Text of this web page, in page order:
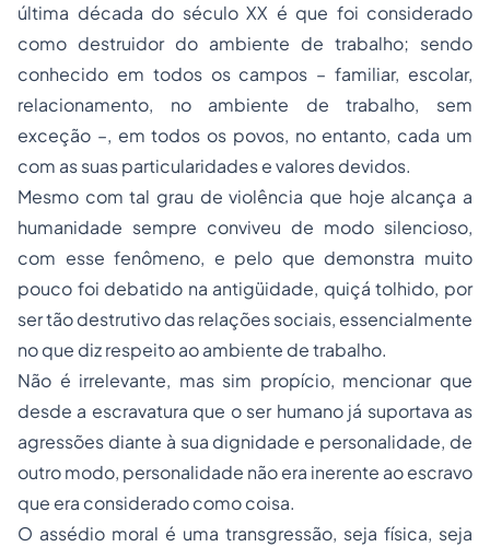
última década do século XX é que foi considerado
como destruidor do ambiente de trabalho; sendo
conhecido em todos os campos – familiar, escolar,
relacionamento, no ambiente de trabalho, sem
exceção –, em todos os povos, no entanto, cada um
com as suas particularidades e valores devidos.
Mesmo com tal grau de violência que hoje alcança a
humanidade sempre conviveu de modo silencioso,
com esse fenômeno, e pelo que demonstra muito
pouco foi debatido na antigüidade, quiçá tolhido, por
ser tão destrutivo das relações sociais, essencialmente
no que diz respeito ao ambiente de trabalho.
Não é irrelevante, mas sim propício, mencionar que
desde a escravatura que o ser humano já suportava as
agressões diante à sua dignidade e personalidade, de
outro modo, personalidade não era inerente ao escravo
que era considerado como coisa.
O assédio moral é uma transgressão, seja física, seja